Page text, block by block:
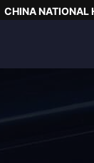
CHINA NATIONAL